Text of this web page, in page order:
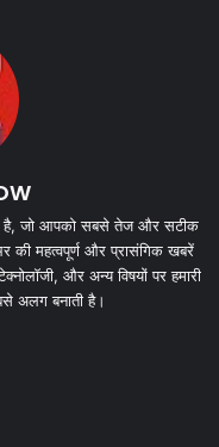
है, जो आपको सबसे तेज और सटीक
की महत्वपूर्ण और प्रासंगिक खबरें
और अन्य विषयों पर हमारी
अलग बनाती है।